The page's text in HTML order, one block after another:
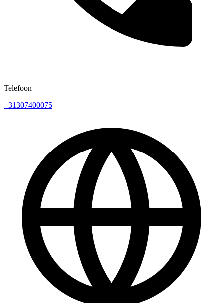
Telefoon
+31307400075